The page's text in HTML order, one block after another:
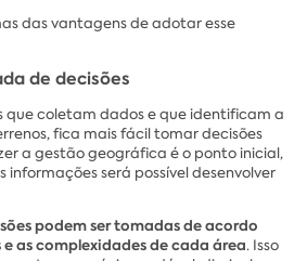
das vantagens de adotar esse
de decisões
que coletam dados e que identificam a
fica mais fácil tomar decisões
a gestão geográfica é o ponto inicial,
informações será possível desenvolver
podem ser tomadas de acordo
as complexidades de cada área. Isso